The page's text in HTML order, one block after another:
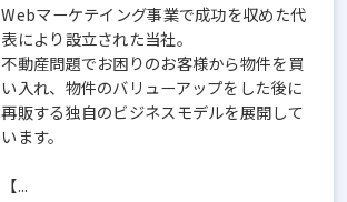
Webマーケテイング事業で成功を収めた代
表により設立された当社。
不動産問題でお困りのお客様から物件を買
い入れ、物件のバリューアップをした後に
再販する独自のビジネスモデルを展開して
います。
【...